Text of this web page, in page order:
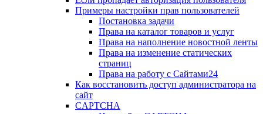
Примеры настройки прав пользователей
Постановка задачи
Права на каталог товаров и услуг
Права на наполнение новостной ленты
Права на изменение статических
страниц
Права на работу с Сайтами24
Как восстановить доступ администратора на
сайт
CAPTCHA